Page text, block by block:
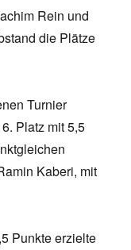
Rein und
die Plätze
Turnier
Platz mit 5,5
Kaberi, mit
Punkte erzielte